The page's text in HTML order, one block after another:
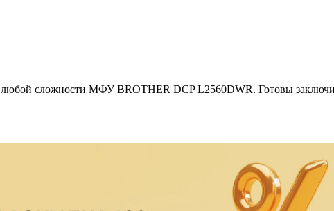
сложности МФУ BROTHER DCP L2560DWR. Готовы